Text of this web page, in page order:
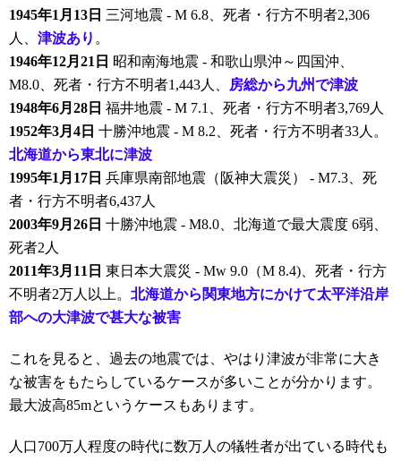
1945年1月13日 三河地震 - M 6.8、死者・行方不明者2,306
人、 津波あり 。
1946年12月21日 昭和南海地震 - 和歌山県沖～四国沖、
M8.0、死者・行方不明者1,443人、
房総から九州で津波
1948年6月28日 福井地震 - M 7.1、死者・行方不明者3,769人
1952年3月4日 十勝沖地震 - M 8.2、死者・行方不明者33人。
北海道から東北に津波
1995年1月17日 兵庫県南部地震（阪神大震災） - M7.3、死
者・行方不明者6,437人
2003年9月26日 十勝沖地震 - M8.0、北海道で最大震度 6弱、
死者2人
2011年3月11日 東日本大震災 - Mw 9.0（M 8.4)、死者・行方
不明者2万人以上。 北海道から関東地方にかけて太平洋沿岸
部への大津波で甚大な被害
これを見ると、過去の地震では、やはり津波が非常に大き
な被害をもたらしているケースが多いことが分かります。
最大波高85mというケースもあります。
人口700万人程度の時代に数万人の犠牲者が出ている時代も